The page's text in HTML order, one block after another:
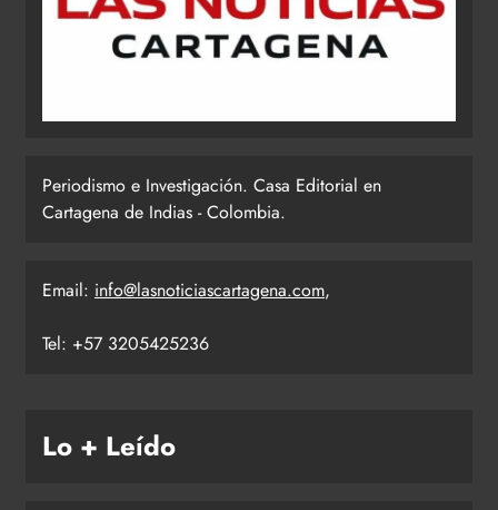
Periodismo e Investigación. Casa Editorial en
Cartagena de Indias - Colombia.
Email: info@lasnoticiascartagena.com,
Tel: +57 3205425236
Lo + Leído